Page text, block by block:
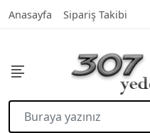
Anasayfa Sipariş Takibi